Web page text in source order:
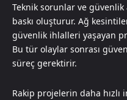
Teknik sorunlar ve güvenlik
baskı oluşturur. Ağ
güvenlik ihlalleri yaşayan
Bu tür olaylar sonrası
süreç gerektirir.
Rakip projelerin daha hızlı